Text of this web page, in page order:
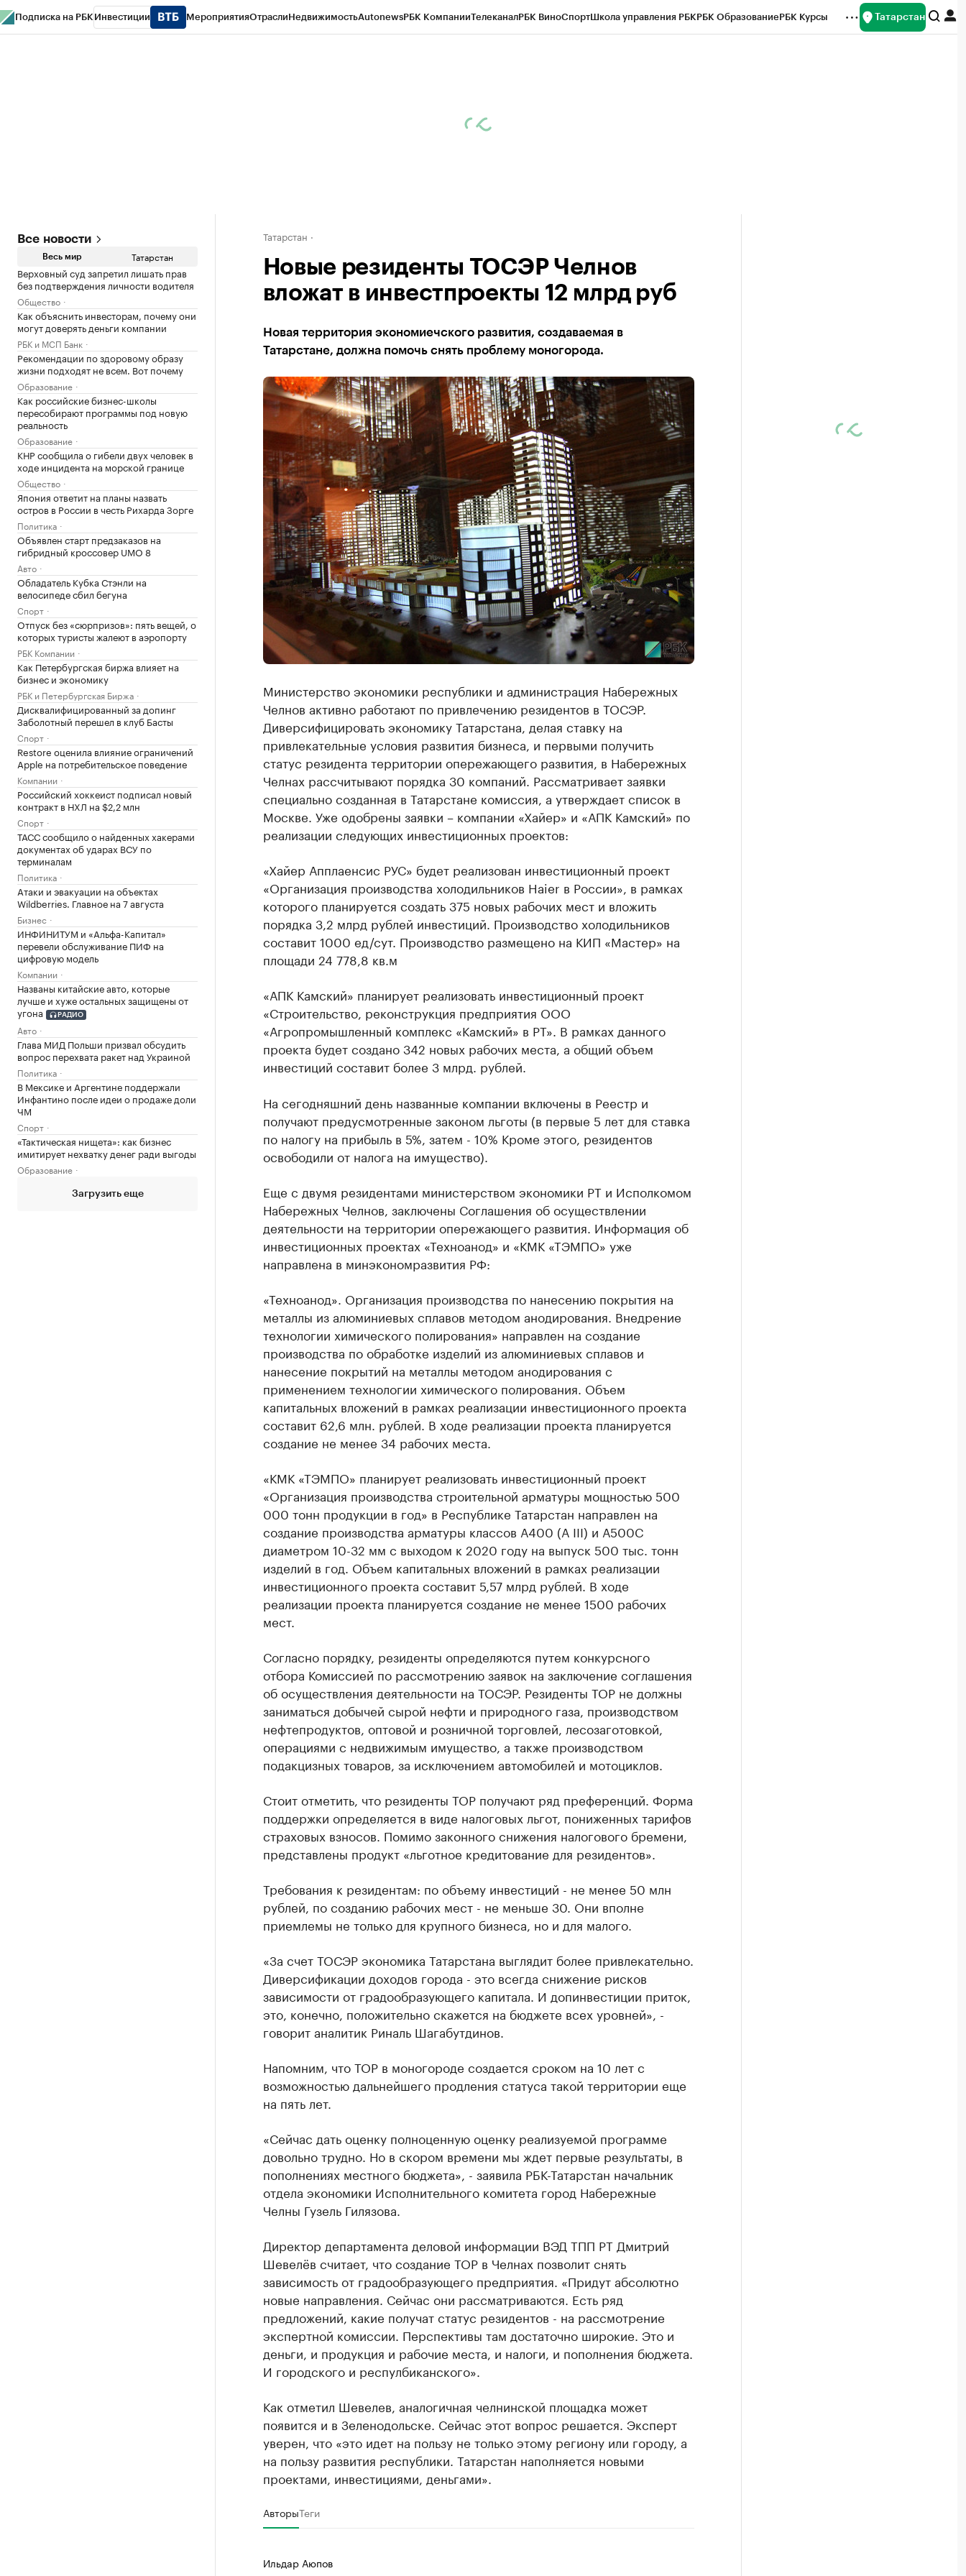
Подписка на РБК Инвестиции МероприятияОтраслиНедвижимостьAutonewsРБК КомпанииТелеканалРБК ВиноСпортШкола управления РБКРБК ОбразованиеРБК Курсы Татарстан
Все новости
Весь мир Татарстан
Верховный суд запретил лишать прав
без подтверждения личности водителя
Общество
Как объяснить инвесторам, почему они
могут доверять деньги компании
РБК и МСП Банк
Рекомендации по здоровому образу
жизни подходят не всем. Вот почему
Образование
Как российские бизнес-школы
пересобирают программы под новую
реальность
Образование
КНР сообщила о гибели двух человек в
ходе инцидента на морской границе
Общество
Япония ответит на планы назвать
остров в России в честь Рихарда Зорге
Политика
Объявлен старт предзаказов на
гибридный кроссовер UMO 8
Авто
Обладатель Кубка Стэнли на
велосипеде сбил бегуна
Спорт
Отпуск без «сюрпризов»: пять вещей, о
которых туристы жалеют в аэропорту
РБК Компании
Как Петербургская биржа влияет на
бизнес и экономику
РБК и Петербургская Биржа
Дисквалифицированный за допинг
Заболотный перешел в клуб Басты
Спорт
Restore оценила влияние ограничений
Apple на потребительское поведение
Компании
Российский хоккеист подписал новый
контракт в НХЛ на $2,2 млн
Спорт
ТАСС сообщило о найденных хакерами
документах об ударах ВСУ по
терминалам
Политика
Атаки и эвакуации на объектах
Wildberries. Главное на 7 августа
Бизнес
ИНФИНИТУМ и «Альфа-Капитал»
перевели обслуживание ПИФ на
цифровую модель
Компании
Названы китайские авто, которые
лучше и хуже остальных защищены от
угона
РАДИО
Авто
Глава МИД Польши призвал обсудить
вопрос перехвата ракет над Украиной
Политика
В Мексике и Аргентине поддержали
Инфантино после идеи о продаже доли
ЧМ
Спорт
«Тактическая нищета»: как бизнес
имитирует нехватку денег ради выгоды
Образование
Загрузить еще
Татарстан
Новые резиденты ТОСЭР Челнов
вложат в инвестпроекты 12 млрд руб
Новая территория экономиечского развития, создаваемая в
Татарстане, должна помочь снять проблему моногорода.
Министерство экономики республики и администрация Набережных
Челнов активно работают по привлечению резидентов в ТОСЭР.
Диверсифицировать экономику Татарстана, делая ставку на
привлекательные условия развития бизнеса, и первыми получить
статус резидента территории опережающего развития, в Набережных
Челнах рассчитывают порядка 30 компаний. Рассматривает заявки
специально созданная в Татарстане комиссия, а утверждает список в
Москве. Уже одобрены заявки – компании «Хайер» и «АПК Камский» по
реализации следующих инвестиционных проектов:
«Хайер Апплаенсис РУС» будет реализован инвестиционный проект
«Организация производства холодильников Haier в России», в рамках
которого планируется создать 375 новых рабочих мест и вложить
порядка 3,2 млрд рублей инвестиций. Производство холодильников
составит 1000 ед/сут. Производство размещено на КИП «Мастер» на
площади 24 778,8 кв.м
«АПК Камский» планирует реализовать инвестиционный проект
«Строительство, реконструкция предприятия ООО
«Агропромышленный комплекс «Камский» в РТ». В рамках данного
проекта будет создано 342 новых рабочих места, а общий объем
инвестиций составит более 3 млрд. рублей.
На сегодняшний день названные компании включены в Реестр и
получают предусмотренные законом льготы (в первые 5 лет для ставка
по налогу на прибыль в 5%, затем - 10% Кроме этого, резидентов
освободили от налога на имущество).
Еще с двумя резидентами министерством экономики РТ и Исполкомом
Набережных Челнов, заключены Соглашения об осуществлении
деятельности на территории опережающего развития. Информация об
инвестиционных проектах «Техноанод» и «КМК «ТЭМПО» уже
направлена в минэкономразвития РФ:
«Техноанод». Организация производства по нанесению покрытия на
металлы из алюминиевых сплавов методом анодирования. Внедрение
технологии химического полирования» направлен на создание
производства по обработке изделий из алюминиевых сплавов и
нанесение покрытий на металлы методом анодирования с
применением технологии химического полирования. Объем
капитальных вложений в рамках реализации инвестиционного проекта
составит 62,6 млн. рублей. В ходе реализации проекта планируется
создание не менее 34 рабочих места.
«КМК «ТЭМПО» планирует реализовать инвестиционный проект
«Организация производства строительной арматуры мощностью 500
000 тонн продукции в год» в Республике Татарстан направлен на
создание производства арматуры классов А400 (А III) и А500С
диаметром 10-32 мм с выходом к 2020 году на выпуск 500 тыс. тонн
изделий в год. Объем капитальных вложений в рамках реализации
инвестиционного проекта составит 5,57 млрд рублей. В ходе
реализации проекта планируется создание не менее 1500 рабочих
мест.
Согласно порядку, резиденты определяются путем конкурсного
отбора Комиссией по рассмотрению заявок на заключение соглашения
об осуществления деятельности на ТОСЭР. Резиденты ТОР не должны
заниматься добычей сырой нефти и природного газа, производством
нефтепродуктов, оптовой и розничной торговлей, лесозаготовкой,
операциями с недвижимым имущество, а также производством
подакцизных товаров, за исключением автомобилей и мотоциклов.
Стоит отметить, что резиденты ТОР получают ряд преференций. Форма
поддержки определяется в виде налоговых льгот, пониженных тарифов
страховых взносов. Помимо законного снижения налогового бремени,
представлены продукт «льготное кредитование для резидентов».
Требования к резидентам: по объему инвестиций - не менее 50 млн
рублей, по созданию рабочих мест - не меньше 30. Они вполне
приемлемы не только для крупного бизнеса, но и для малого.
«За счет ТОСЭР экономика Татарстана выглядит более привлекательно.
Диверсификации доходов города - это всегда снижение рисков
зависимости от градообразующего капитала. И допинвестиции приток,
это, конечно, положительно скажется на бюджете всех уровней», -
говорит аналитик Риналь Шагабутдинов.
Напомним, что ТОР в моногороде создается сроком на 10 лет с
возможностью дальнейшего продления статуса такой территории еще
на пять лет.
«Сейчас дать оценку полноценную оценку реализуемой программе
довольно трудно. Но в скором времени мы ждет первые результаты, в
пополнениях местного бюджета», - заявила РБК-Татарстан начальник
отдела экономики Исполнительного комитета город Набережные
Челны Гузель Гилязова.
Директор департамента деловой информации ВЭД ТПП РТ Дмитрий
Шевелёв считает, что создание ТОР в Челнах позволит снять
зависимость от градообразующего предприятия. «Придут абсолютно
новые направления. Сейчас они рассматриваются. Есть ряд
предложений, какие получат статус резидентов - на рассмотрение
экспертной комиссии. Перспективы там достаточно широкие. Это и
деньги, и продукция и рабочие места, и налоги, и пополнения бюджета.
И городского и респулбиканского».
Как отметил Шевелев, аналогичная челнинской площадка может
появится и в Зеленодольске. Сейчас этот вопрос решается. Эксперт
уверен, что «это идет на пользу не только этому региону или городу, а
на пользу развития республики. Татарстан наполняется новыми
проектами, инвестициями, деньгами».
АвторыТеги
Ильдар Аюпов